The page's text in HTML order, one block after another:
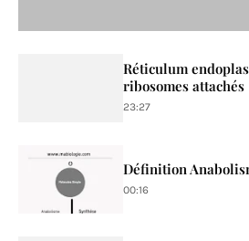
Réticulum
ribosomes attachés
23:27
Définition
00:16